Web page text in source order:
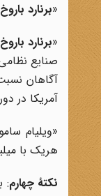
«برنارد باروخ
«برنارد باروخ
صنایع
آگاهان
آمریکا در
«ویلیام
هریک با
نکتۀ چهارم: